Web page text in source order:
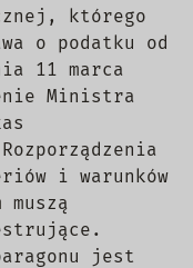
którego
o podatku od
11 marca
Ministra
i warunków
jest